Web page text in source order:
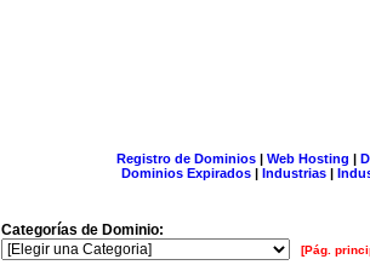
Registro de Dominios| Web Hosting |
Dominios Expirados | Industrias |
Categorías de Dominio:
[Pág.